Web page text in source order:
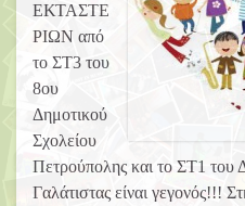
ΕΚΤΑΣΤΕ
ΡΙΩΝ από
το ΣΤ3 του
8ου
Δημοτικού
Σχολείου
Πετρούπολης και το ΣΤ1 του
Γαλάτιστας είναι γεγονός!!!